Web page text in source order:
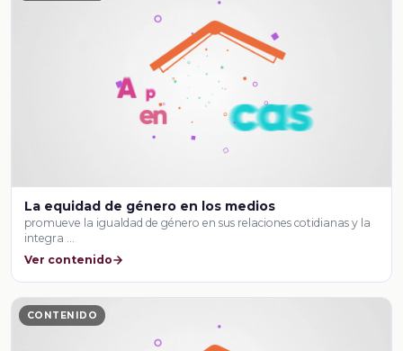
La equidad de género en los medios
promueve la igualdad de género en sus relaciones cotidianas y la
integra …
Ver contenido
CONTENIDO